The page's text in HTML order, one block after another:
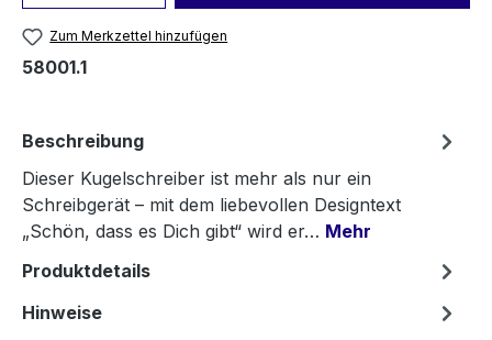
Zum Merkzettel hinzufügen
58001.1
Beschreibung
Dieser Kugelschreiber ist mehr als nur ein
Schreibgerät – mit dem liebevollen Designtext
„Schön, dass es Dich gibt“ wird er… Mehr
Produktdetails
Hinweise